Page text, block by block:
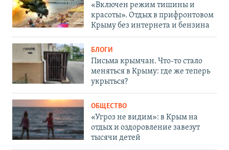
«Включен режим тишины и
красоты». Отдых в прифронтовом
Крыму без интернета и бензина
БЛОГИ
Письма крымчан. Что-то стало
меняться в Крыму: где же теперь
укрыться?
ОБЩЕСТВО
«Угроз не видим»: в Крым на
отдых и оздоровление завезут
тысячи детей